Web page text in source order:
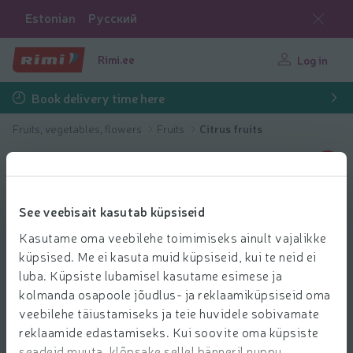
See veebisait kasutab küpsiseid
Kasutame oma veebilehe toimimiseks ainult vajalikke
küpsised. Me ei kasuta muid küpsiseid, kui te neid ei
luba. Küpsiste lubamisel kasutame esimese ja
kolmanda osapoole jõudlus- ja reklaamiküpsiseid oma
veebilehe täiustamiseks ja teie huvidele sobivamate
reklaamide edastamiseks. Kui soovite oma küpsiste
Estonian Русский
Rimi.ee Log in
Book delivery time here
Fruits, vegetables, flowers Fruits Citrus fruits